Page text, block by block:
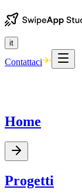
it
Contattaci
Home
Progetti